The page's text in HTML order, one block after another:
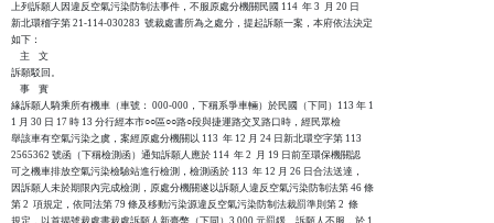
上列訴願人因違反空氣污染防制法事件，不服原處分機關民國 114  年 3  月 20 日
新北環稽字第 21-114-030283  號裁處書所為之處分，提起訴願一案，本府依法決定
如下：
    主    文
訴願駁回。
    事    實
緣訴願人騎乘所有機車（車號： 000-000，下稱系爭車輛）於民國（下同）113 年 1
1 月 30 日 17 時 13 分行經本市○○區○○路○段與捷運路交叉路口時，經民眾檢
舉該車有空氣污染之虞，案經原處分機關以 113  年 12 月 24 日新北環空字第 113
2565362 號函（下稱檢測函）通知訴願人應於 114  年 2  月 19 日前至環保機關認
可之機車排放空氣污染檢驗站進行檢測，檢測函於 113  年 12 月 26 日合法送達，
因訴願人未於期限內完成檢測，原處分機關遂以訴願人違反空氣污染防制法第 46 條
第 2  項規定，依同法第 79 條及移動污染源違反空氣污染防制法裁罰準則第 2  條